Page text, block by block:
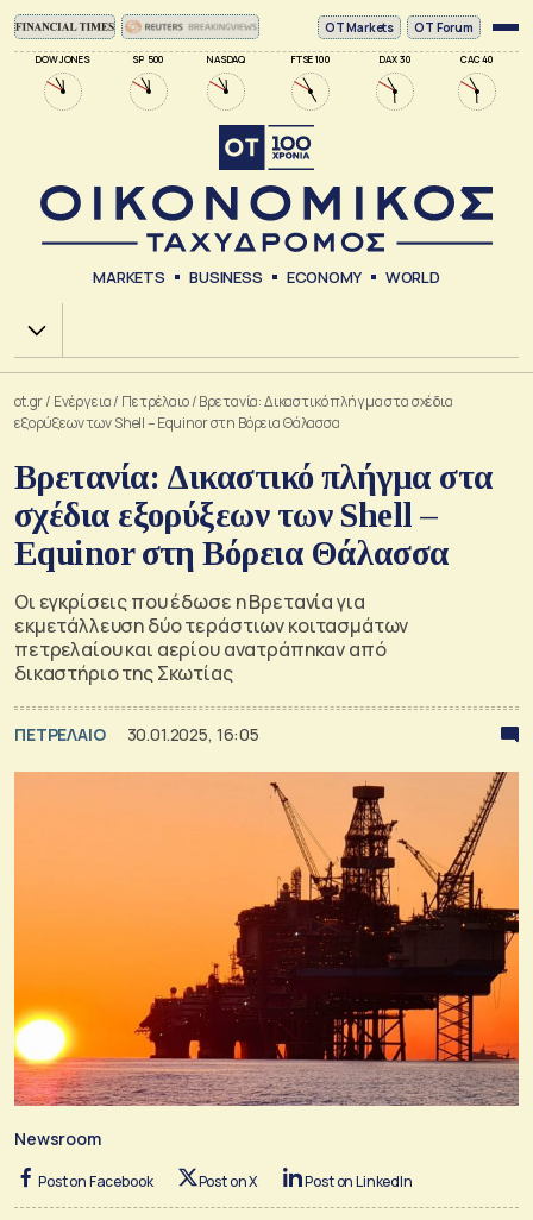
DOW JONES SP 500 NASDAQ FTSE 100 DAX 30 CAC 40
ΟΤ Markets OT Forum
MARKETS BUSINESS ECONOMY WORLD
Χ.Α.
ot.gr/ Ενέργεια/ Πετρέλαιο/Βρετανία: Δικαστικό πλήγμα στα σχέδια
εξορύξεων των Shell – Equinor στη Βόρεια Θάλασσα
Βρετανία: Δικαστικό πλήγμα στα
σχέδια εξορύξεων των Shell –
Equinor στη Βόρεια Θάλασσα
Οι εγκρίσεις που έδωσε η Βρετανία για
εκμετάλλευση δύο τεράστιων κοιτασμάτων
πετρελαίου και αερίου ανατράπηκαν από
δικαστήριο της Σκωτίας
ΠΕΤΡΕΛΑΙΟ 30.01.2025, 16:05
Newsroom
Post on Facebook Post on X Post on LinkedIn